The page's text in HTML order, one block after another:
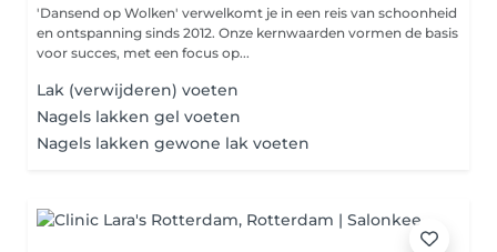
'Dansend op Wolken' verwelkomt je in een reis van schoonheid
en ontspanning sinds 2012. Onze kernwaarden vormen de basis
voor succes, met een focus op...
Lak (verwijderen) voeten
Nagels lakken gel voeten
Nagels lakken gewone lak voeten